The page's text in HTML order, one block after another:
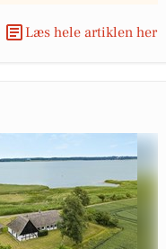
Læs hele artiklen her